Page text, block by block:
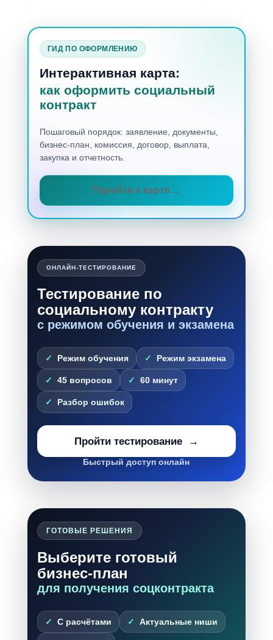
ГИД ПО ОФОРМЛЕНИЮ
Интерактивная карта:
как оформить социальный
контракт
Пошаговый порядок: заявление, документы,
бизнес-план, комиссия, договор, выплата,
закупка и отчетность.
Перейти к карте
ОНЛАЙН-ТЕСТИРОВАНИЕ
Тестирование по
социальному контракту
с режимом обучения и экзамена
Режим обучения Режим экзамена
45 вопросов 60 минут
Разбор ошибок
Пройти тестирование
Быстрый доступ онлайн
ГОТОВЫЕ РЕШЕНИЯ
Выберите готовый
бизнес-план
для получения соцконтракта
С расчётами Актуальные ниши